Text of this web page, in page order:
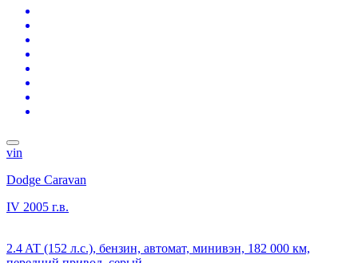
vin
Dodge Caravan
IV 2005 г.в.
2.4 AT (152 л.с.), бензин, автомат, минивэн, 182 000 км,